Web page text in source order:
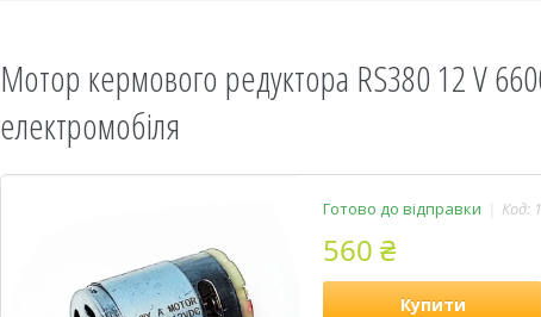
Мотор кермового редуктора RS380 12 V
електромобіля
Готово до відправки Код:
560 ₴
Купити